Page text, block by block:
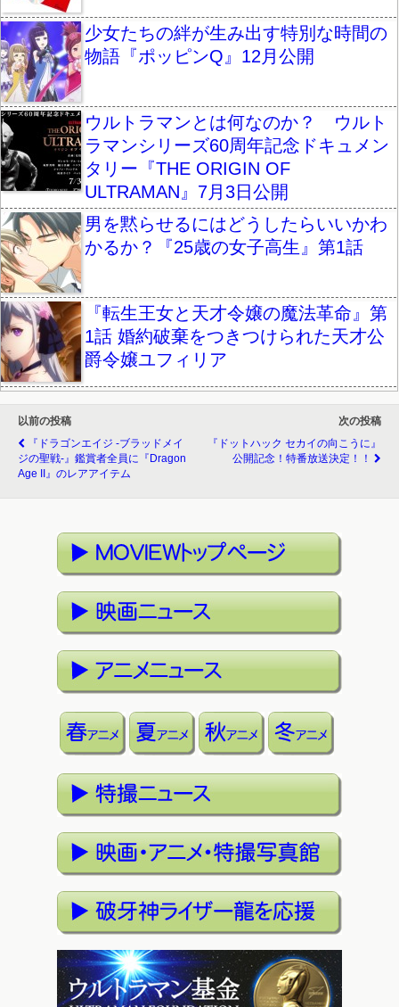
少女たちの絆が生み出す特別な時間の
物語『ポッピンQ』12月公開
ウルトラマンとは何なのか？ ウルト
ラマンシリーズ60周年記念ドキュメン
タリー『THE ORIGIN OF
ULTRAMAN』7月3日公開
男を黙らせるにはどうしたらいいかわ
かるか？『25歳の女子高生』第1話
『転生王女と天才令嬢の魔法革命』第
1話 婚約破棄をつきつけられた天才公
爵令嬢ユフィリア
以前の投稿
『ドラゴンエイジ -ブラッドメイ
ジの聖戦-』鑑賞者全員に『Dragon
Age II』のレアアイテム
次の投稿
『ドットハック セカイの向こうに』
公開記念！特番放送決定！！